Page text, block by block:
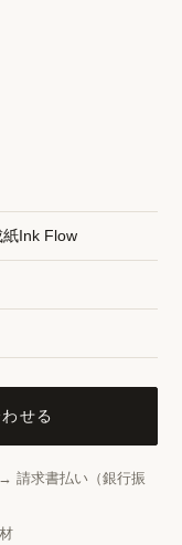
紙Ink Flow
せる
請求書払い（銀行振